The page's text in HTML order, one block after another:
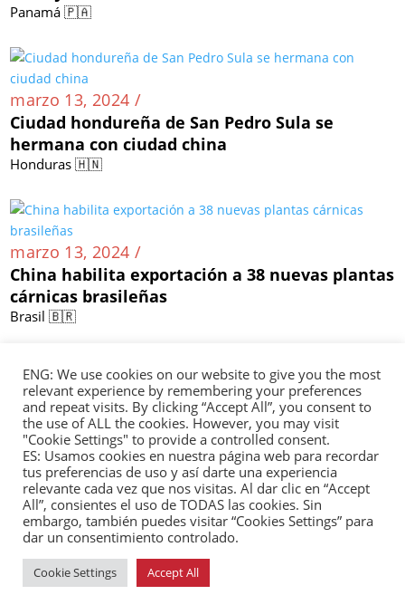
Panamá 🇵🇦
marzo 13, 2024 /
Ciudad hondureña de San Pedro Sula se
hermana con ciudad china
Honduras 🇭🇳
marzo 13, 2024 /
China habilita exportación a 38 nuevas plantas
cárnicas brasileñas
Brasil 🇧🇷
marzo 12, 2024 /
Exportaciones de café brasileño a China crecen
158 % en primeros meses de 2024
Brasil 🇧🇷
marzo 12, 2024 /
Delegación china llega a Nicaragua para
dialogar sobre paz
ENG: We use cookies on our website to give you the most
relevant experience by remembering your preferences
and repeat visits. By clicking “Accept All”, you consent to
the use of ALL the cookies. However, you may visit
"Cookie Settings" to provide a controlled consent.
ES: Usamos cookies en nuestra página web para recordar
tus preferencias de uso y así darte una experiencia
relevante cada vez que nos visitas. Al dar clic en “Accept
All”, consientes el uso de TODAS las cookies. Sin
embargo, también puedes visitar “Cookies Settings” para
dar un consentimiento controlado.
Cookie Settings Accept All